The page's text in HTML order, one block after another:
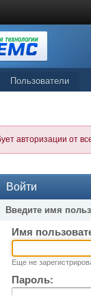
Пользователи
авторизации от
Войти
Введите имя
Имя
Еще не
Пароль: